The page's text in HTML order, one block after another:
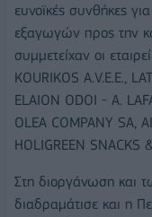
ευνοϊκές συνθήκες
εξαγωγών προς την
συμμετείχαν οι
KOURIKOS A.V.E.E.,
ELAION ODOI - A.
OLEA COMPANY SA,
HOLIGREEN SNACKS
Στη διοργάνωση και
διαδραμάτισε και η